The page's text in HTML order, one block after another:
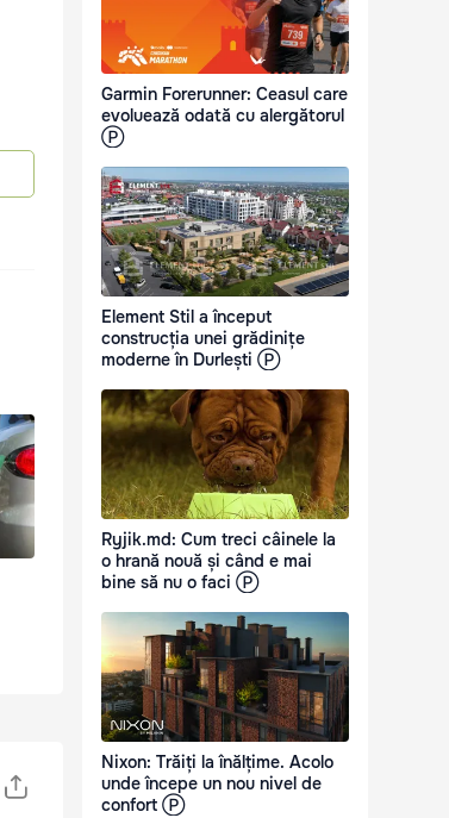
Garmin Forerunner: Ceasul care
evoluează odată cu alergătorul
Ⓟ
Element Stil a început
construcția unei grădinițe
moderne în Durlești Ⓟ
Ryjik.md: Cum treci câinele la
o hrană nouă și când e mai
bine să nu o faci Ⓟ
Nixon: Trăiți la înălțime. Acolo
unde începe un nou nivel de
confort Ⓟ